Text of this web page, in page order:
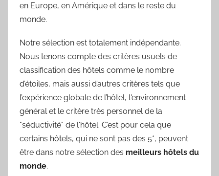
en Europe, en Amérique et dans le reste du
monde.
Notre sélection est totalement indépendante.
Nous tenons compte des critères usuels de
classification des hôtels comme le nombre
d’étoiles, mais aussi d’autres critères tels que
l’expérience globale de l’hôtel, l'environnement
général et le critère très personnel de la
"séductivité" de l'hôtel. C’est pour cela que
certains hôtels, qui ne sont pas des 5*, peuvent
être dans notre sélection des meilleurs hôtels du
monde.